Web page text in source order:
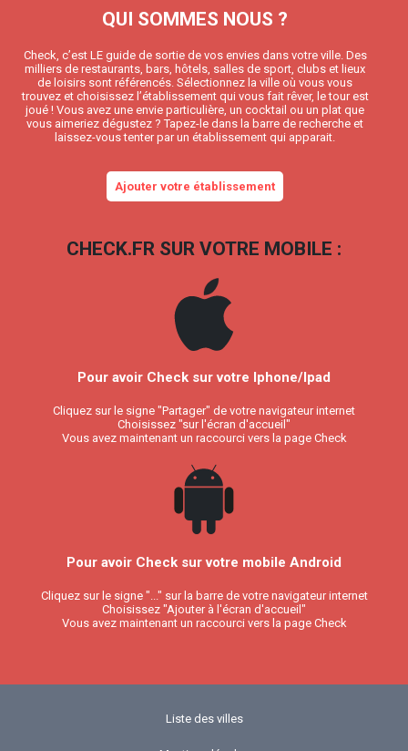
QUI SOMMES NOUS ?
Check, c’est LE guide de sortie de vos envies dans votre ville. Des
milliers de restaurants, bars, hôtels, salles de sport, clubs et lieux
de loisirs sont référencés. Sélectionnez la ville où vous vous
trouvez et choisissez l’établissement qui vous fait rêver, le tour est
joué ! Vous avez une envie particulière, un cocktail ou un plat que
vous aimeriez dégustez ? Tapez-le dans la barre de recherche et
laissez-vous tenter par un établissement qui apparait.
Ajouter votre établissement
CHECK.FR SUR VOTRE MOBILE :
Pour avoir Check sur votre Iphone/Ipad
Cliquez sur le signe "Partager" de votre navigateur internet
Choisissez "sur l'écran d'accueil"
Vous avez maintenant un raccourci vers la page Check
Pour avoir Check sur votre mobile Android
Cliquez sur le signe "..." sur la barre de votre navigateur internet
Choisissez "Ajouter à l'écran d'accueil"
Vous avez maintenant un raccourci vers la page Check
Liste des villes